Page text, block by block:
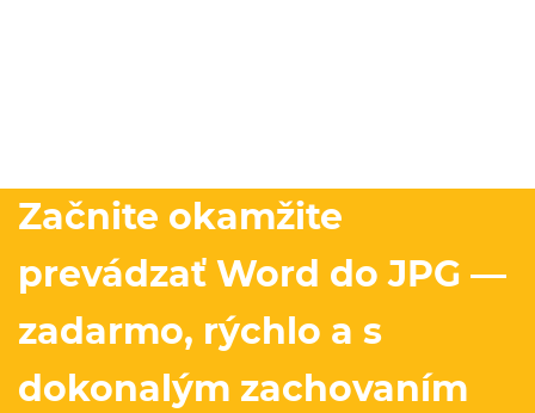
Začnite okamžite
prevádzať Word do JPG —
zadarmo, rýchlo a s
dokonalým zachovaním